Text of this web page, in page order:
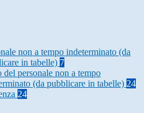
non a tempo indeterminato (da
in tabelle) 7
del personale non a tempo
(da pubblicare in tabelle) 24
24